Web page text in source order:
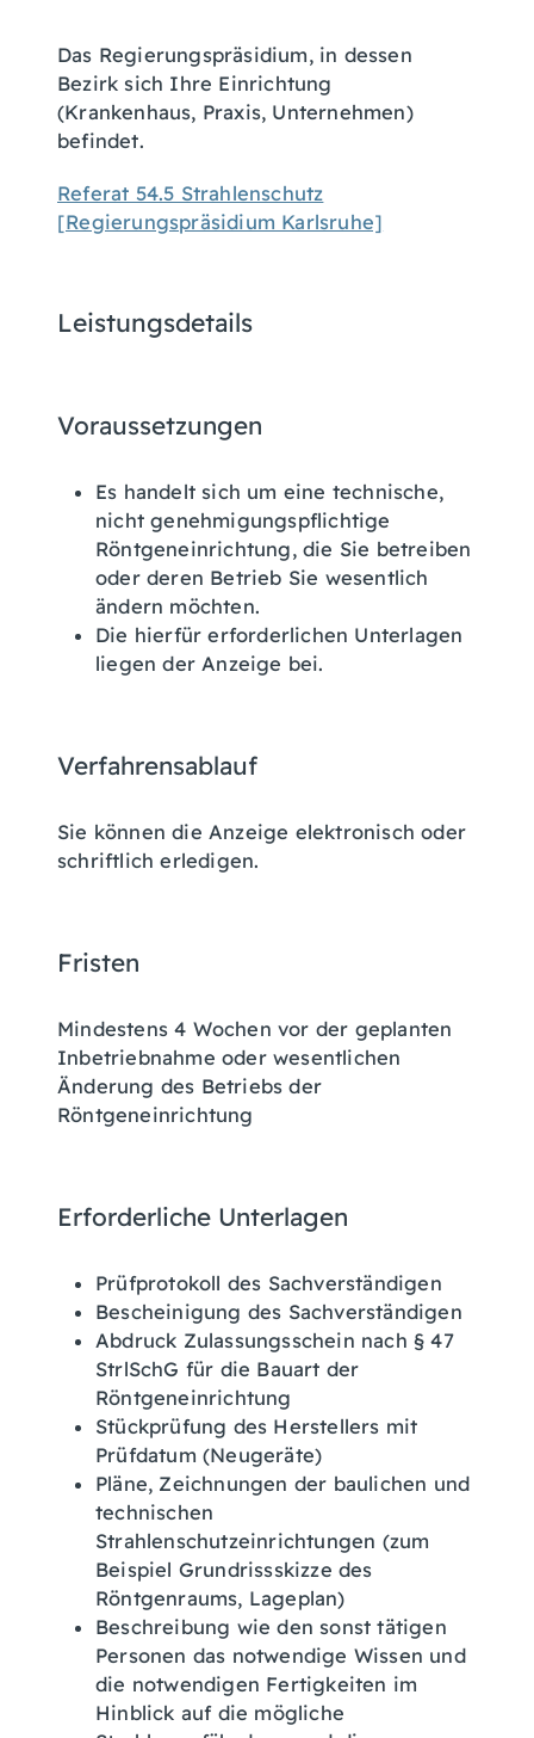
Das Regierungspräsidium, in dessen
Bezirk sich Ihre Einrichtung
(Krankenhaus, Praxis, Unternehmen)
befindet.
Referat 54.5 Strahlenschutz
[Regierungspräsidium Karlsruhe]
Leistungsdetails
Voraussetzungen
Es handelt sich um eine technische,
nicht genehmigungspflichtige
Röntgeneinrichtung, die Sie betreiben
oder deren Betrieb Sie wesentlich
ändern möchten.
Die hierfür erforderlichen Unterlagen
liegen der Anzeige bei.
Verfahrensablauf
Sie können die Anzeige elektronisch oder
schriftlich erledigen.
Fristen
Mindestens 4 Wochen vor der geplanten
Inbetriebnahme oder wesentlichen
Änderung des Betriebs der
Röntgeneinrichtung
Erforderliche Unterlagen
Prüfprotokoll des Sachverständigen
Bescheinigung des Sachverständigen
Abdruck Zulassungsschein nach § 47
StrlSchG für die Bauart der
Röntgeneinrichtung
Stückprüfung des Herstellers mit
Prüfdatum (Neugeräte)
Pläne, Zeichnungen der baulichen und
technischen
Strahlenschutzeinrichtungen (zum
Beispiel Grundrissskizze des
Röntgenraums, Lageplan)
Beschreibung wie den sonst tätigen
Personen das notwendige Wissen und
die notwendigen Fertigkeiten im
Hinblick auf die mögliche